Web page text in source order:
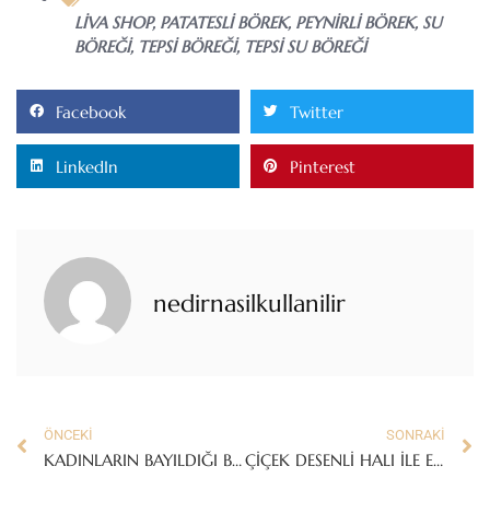
LIVA SHOP, PATATESLI BÖREK, PEYNIRLI BÖREK, SU
BÖREĞI, TEPSI BÖREĞI, TEPSI SU BÖREĞI
Facebook Twitter
LinkedIn Pinterest
nedirnasilkullanilir
ÖNCEKI
KADINLARIN BAYILDIĞI BAGET YÜZÜK MODELİ!
SONRAKI
ÇİÇEK DESENLİ HALI İLE EVİNİZE BAHAR GELSİN!